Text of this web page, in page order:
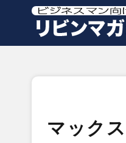
マック